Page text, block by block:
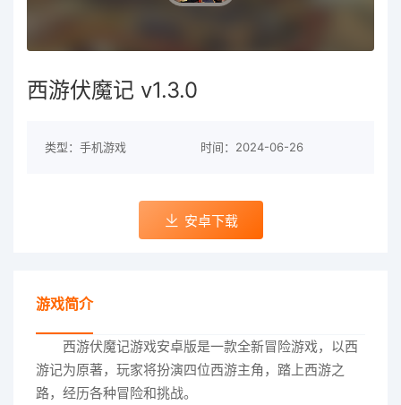
西游伏魔记 v1.3.0
类型：手机游戏 时间：2024-06-26
安卓下载
游戏简介
西游伏魔记游戏安卓版是一款全新冒险游戏，以西
游记为原著，玩家将扮演四位西游主角，踏上西游之
路，经历各种冒险和挑战。